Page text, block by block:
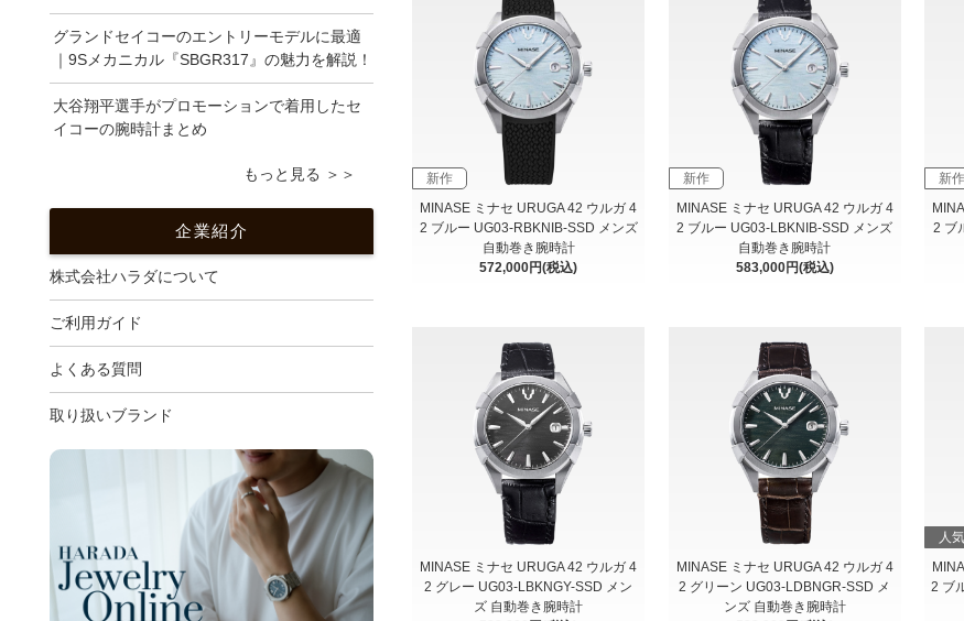
新作
MINASE ミナセ URUGA 42 ウルガ 4
2 ブルー UG03-RBKNIB-SSD メンズ
自動巻き腕時計
572,000円(税込)
新作
MINASE ミナセ URUGA 42 ウルガ 4
2 ブルー UG03-LBKNIB-SSD メンズ
自動巻き腕時計
583,000円(税込)
新作
2 ブ
MINASE ミナセ URUGA 42 ウルガ 4
2 グレー UG03-LBKNGY-SSD メン
ズ 自動巻き腕時計
MINASE ミナセ URUGA 42 ウルガ 4
2 グリーン UG03-LDBNGR-SSD メ
ンズ 自動巻き腕時計
人気
2 ブ
グランドセイコーのエントリーモデルに最適
｜9Sメカニカル『SBGR317』の魅力を解説！
大谷翔平選手がプロモーションで着用したセ
イコーの腕時計まとめ
もっと見る ＞＞
企業紹介
株式会社ハラダについて
ご利用ガイド
よくある質問
取り扱いブランド